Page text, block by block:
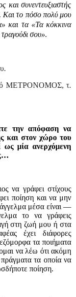
και συνεντευξιαστής
Και το πόσο πολύ μου
και τα «Τα κόκκινα
σου».
ΜΕΤΡΟΝΟΜΟΣ, τ.
την απόφαση να
και στον χώρο του
ως μία ανερχόμενη
να γράφει στίχους
ποίηση και να μην
μέσα είναι —
το να γράφεις
στη ζωή μου ή στα
έχει διάφορες
τα ποιήματα
να λέω ότι ακόμη
πράγματα τα οποία να
ποίηση.